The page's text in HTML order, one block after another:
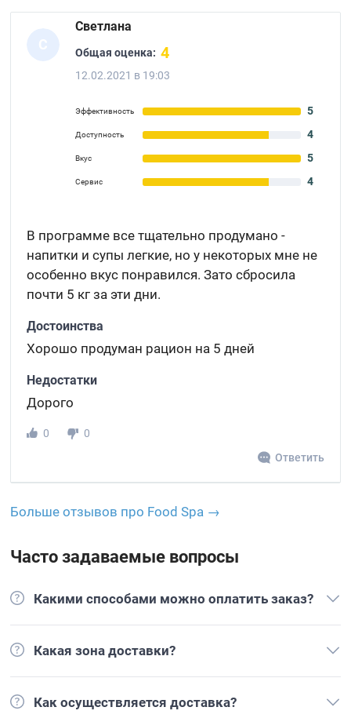
С
Светлана
Общая оценка: 4
12.02.2021 в 19:03
Эффективность 5
Доступность 4
Вкус 5
Сервис 4
В программе все тщательно продумано -
напитки и супы легкие, но у некоторых мне не
особенно вкус понравился. Зато сбросила
почти 5 кг за эти дни.
Достоинства
Хорошо продуман рацион на 5 дней
Недостатки
Дорого
0
0
Ответить
Больше отзывов про Food Spa →
Часто задаваемые вопросы
Какими способами можно оплатить заказ?
Какая зона доставки?
Как осуществляется доставка?